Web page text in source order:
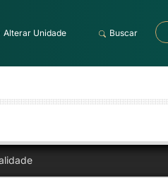
Alterar Unidade Buscar